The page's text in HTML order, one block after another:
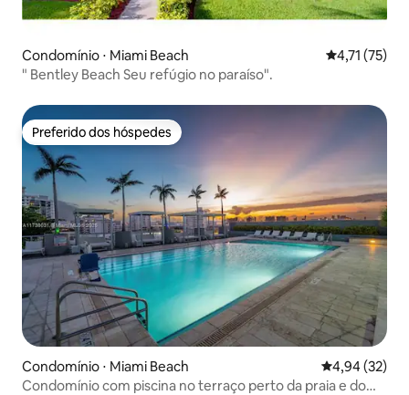
Condomínio ⋅ Miami Beach 4,71 de uma
4,71 (75)
" Bentley Beach Seu refúgio no paraíso".
Preferido dos hóspedes
Preferido dos hóspedes
Condomínio ⋅ Miami Beach 4,94 de uma
4,94 (32)
Condomínio com piscina no terraço perto da praia e do